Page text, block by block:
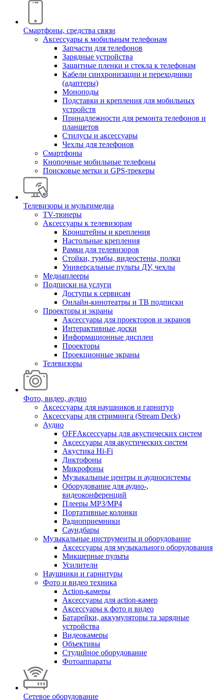
Смартфоны, средства связи
Аксессуары к мобильным телефонам
Запчасти для телефонов
Зарядные устройства
Защитные пленки и стекла к телефонам
Кабели синхронизации и переходники
(адаптеры)
Моноподы
Подставки и крепления для мобильных
устройств
Принадлежности для ремонта телефонов и
планшетов
Стилусы и аксессуары
Чехлы для телефонов
Смартфоны
Кнопочные мобильные телефоны
Поисковые метки и GPS-трекеры
Телевизоры и мультимедиа
TV-тюнеры
Аксессуары к телевизорам
Кронштейны и крепления
Настольные крепления
Рамки для телевизоров
Стойки, тумбы, видеостены, полки
Универсальные пульты ДУ, чехлы
Медиаплееры
Подписки на услуги
Доступы к сервисам
Онлайн-кинотеатры и ТВ подписки
Проекторы и экраны
Аксессуары для проекторов и экранов
Интерактивные доски
Информационные дисплеи
Проекторы
Проекционные экраны
Телевизоры
Фото, видео, аудио
Аксессуары для наушников и гарнитур
Аксессуары для стриминга (Stream Deck)
Аудио
OFFАксессуары для акустических систем
Аксессуары для акустических систем
Акустика Hi-Fi
Диктофоны
Микрофоны
Музыкальные центры и аудиосистемы
Оборудование для аудио-,
видеоконференций
Плееры MP3/MP4
Портативные колонки
Радиоприемники
Саундбары
Музыкальные инструменты и оборудование
Аксессуары для музыкального оборудования
Микшерные пульты
Усилители
Наушники и гарнитуры
Фото и видео техника
Action-камеры
Аксессуары для action-камер
Аксессуары к фото и видео
Батарейки, аккумуляторы та зарядные
устройства
Видеокамеры
Объективы
Студийное оборудование
Фотоаппараты
Сетевое оборудование